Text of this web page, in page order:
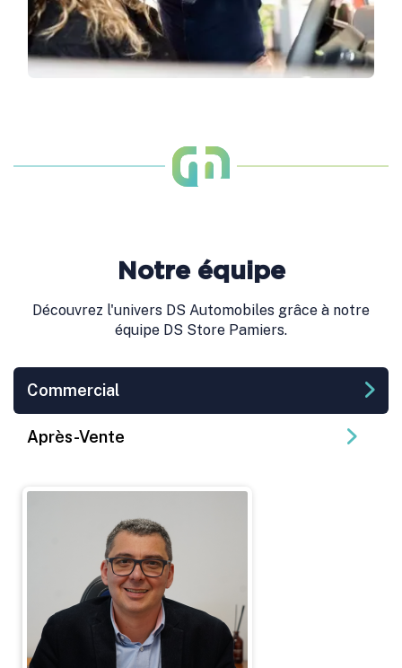
Notre équipe
Découvrez l'univers DS Automobiles grâce à notre
équipe DS Store Pamiers.
Commercial
Après-Vente